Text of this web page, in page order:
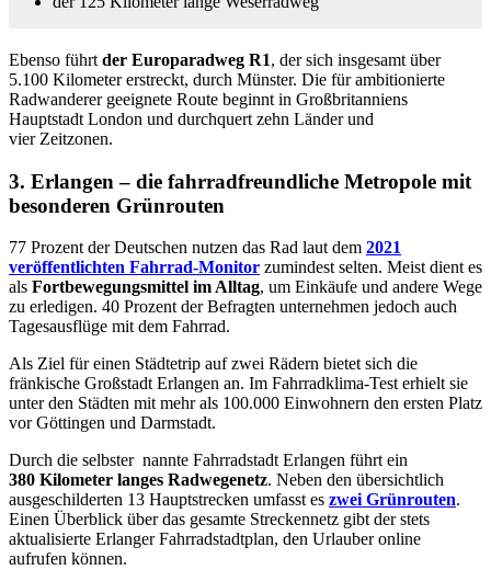
Ebenso führt der Europaradweg R1, der sich insgesamt über
5.100 Kilometer erstreckt, durch Münster. Die für ambitionierte
Radwanderer geeignete Route beginnt in Großbritanniens
Hauptstadt London und durchquert zehn Länder und
vier Zeitzonen.
3. Erlangen – die fahrradfreundliche Metropole mit
besonderen Grünrouten
77 Prozent der Deutschen nutzen das Rad laut dem 2021
veröffentlichten Fahrrad-Monitor zumindest selten. Meist dient es
als Fortbewegungsmittel im Alltag, um Einkäufe und andere Wege
zu erledigen. 40 Prozent der Befragten unternehmen jedoch auch
Tagesausflüge mit dem Fahrrad.
Als Ziel für einen Städtetrip auf zwei Rädern bietet sich die
fränkische Großstadt Erlangen an. Im Fahrradklima-Test erhielt sie
unter den Städten mit mehr als 100.000 Einwohnern den ersten Platz
vor Göttingen und Darmstadt.
Durch die selbster nannte Fahrradstadt Erlangen führt ein
380 Kilometer langes Radwegenetz. Neben den übersichtlich
ausgeschilderten 13 Hauptstrecken umfasst es zwei Grünrouten.
Einen Überblick über das gesamte Streckennetz gibt der stets
aktualisierte Erlanger Fahrradstadtplan, den Urlauber online
aufrufen können.